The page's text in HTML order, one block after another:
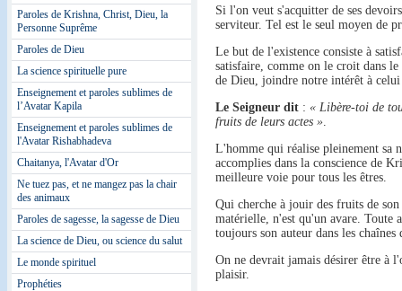
Si l'on veut s'acquitter de ses
serviteur. Tel est le seul moyen de
Le but de l'existence consiste à
satisfaire, comme on le croit dans
de Dieu, joindre notre intérêt à
Le Seigneur dit : « Libère-toi de
fruits de leurs actes ».
L'homme qui réalise pleinement sa
accomplies dans la conscience de
meilleure voie pour tous les êtres.
Qui cherche à jouir des fruits de son
matérielle, n'est qu'un avare. Toute
toujours son auteur dans les chaînes
On ne devrait jamais désirer être à
plaisir.
Paroles de Krishna, Christ, Dieu, la
Personne Suprême
Paroles de Dieu
La science spirituelle pure
Enseignement et paroles sublimes de
l’Avatar Kapila
Enseignement et paroles sublimes de
l'Avatar Rishabhadeva
Chaitanya, l'Avatar d'Or
Ne tuez pas, et ne mangez pas la chair
des animaux
Paroles de sagesse, la sagesse de Dieu
La science de Dieu, ou science du salut
Le monde spirituel
Prophéties